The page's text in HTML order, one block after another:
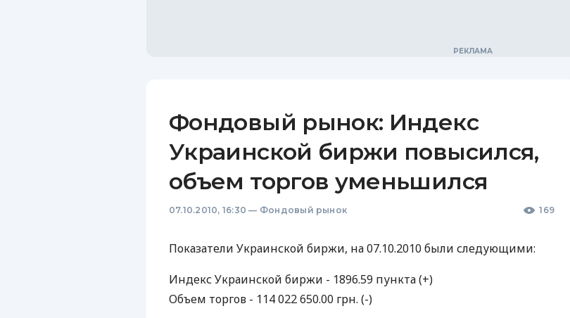
Фондовый рынок: Индекс
Украинской биржи повысился,
объем торгов уменьшился
07.10.2010, 16:30 — Фондовый рынок 169
Показатели Украинской биржи, на 07.10.2010 были следующими:
Индекс Украинской биржи - 1896.59 пункта (+)
Объем торгов - 114 022 650.00 грн. (-)